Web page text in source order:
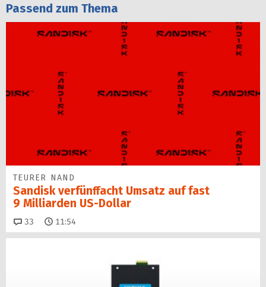
Passend zum Thema
TEURER NAND
Sandisk verfünffacht Umsatz auf fast
9 Milliarden US-Dollar
33 Kommentare
11:54